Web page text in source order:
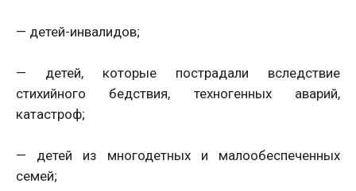
— детей-инвалидов;
— детей, которые пострадали вследствие
стихийного бедствия, техногенных аварий,
катастроф;
— детей из многодетных и малообеспеченных
семей;